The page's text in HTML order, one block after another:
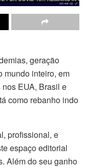
geração
mundo inteiro, em
EUA, Brasil e
como rebanho indo
profissional, e
espaço editorial
Além do seu ganho